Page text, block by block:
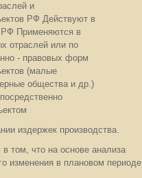
и
РФ Действуют в
РФ Применяются в
отраслей или по
- правовых форм
(малые
общества и др.)
издержек производства.
том, что на основе анализа
изменения в плановом периоде